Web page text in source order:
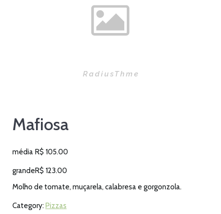
Mafiosa
média R$ 105.00
grandeR$ 123.00
Molho de tomate, muçarela, calabresa e gorgonzola.
Category: Pizzas